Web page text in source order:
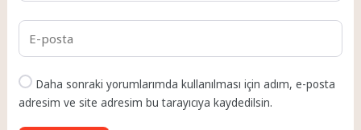
Daha sonraki yorumlarımda kullanılması için adım, e-posta
adresim ve site adresim bu tarayıcıya kaydedilsin.